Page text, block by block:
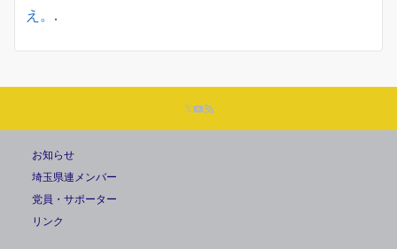
え。 .
お知らせ
埼玉県連メンバー
党員・サポーター
リンク